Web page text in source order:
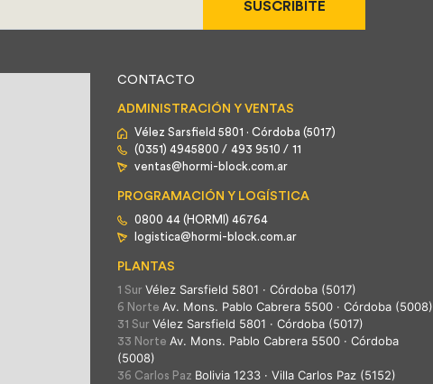
SUSCRIBITE
CONTACTO
ADMINISTRACIÓN Y VENTAS
Vélez Sarsfield 5801 · Córdoba (5017)
(0351) 4945800 / 493 9510 / 11
ventas@hormi-block.com.ar
PROGRAMACIÓN Y LOGÍSTICA
0800 44 (HORMI) 46764
logistica@hormi-block.com.ar
PLANTAS
1 Sur Vélez Sarsfield 5801 · Córdoba (5017)
6 Norte Av. Mons. Pablo Cabrera 5500 · Córdoba (5008)
31 Sur Vélez Sarsfield 5801 · Córdoba (5017)
33 Norte Av. Mons. Pablo Cabrera 5500 · Córdoba
(5008)
36 Carlos Paz Bolivia 1233 · Villa Carlos Paz (5152)